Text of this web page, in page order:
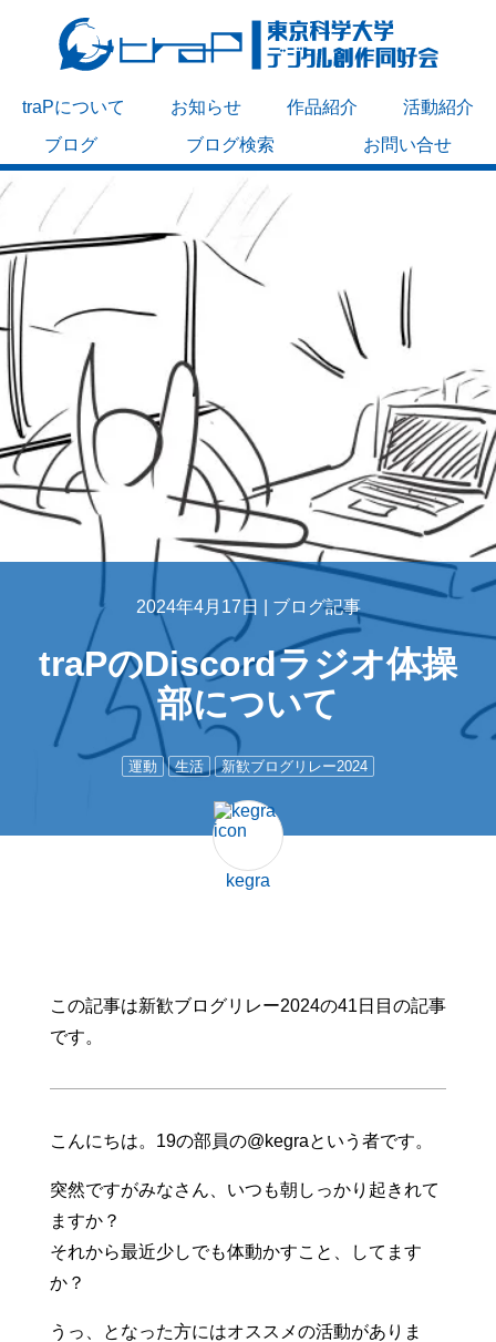
traPについて お知らせ 作品紹介
活動紹介
ブログ
ブログ検索 お問い合せ
2024年4月17日 | ブログ記事
traPのDiscordラジオ体操
部について
運動 生活 新歓ブログリレー2024
kegra
この記事は新歓ブログリレー2024の41日目の記事
です。
こんにちは。19の部員の@kegraという者です。
突然ですがみなさん、いつも朝しっかり起きれて
ますか？
それから最近少しでも体動かすこと、してます
か？
うっ、となった方にはオススメの活動がありま